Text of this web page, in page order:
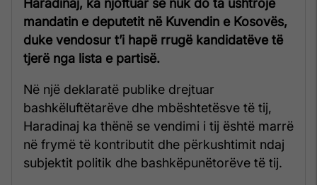
mandatin e deputetit në Kuvendin e Kosovës,
duke vendosur t’i hapë rrugë kandidatëve të
tjerë nga lista e partisë.
Në një deklaratë publike drejtuar
bashkëluftëtarëve dhe mbështetësve të tij,
Haradinaj ka thënë se vendimi i tij është marrë
në frymë të kontributit dhe përkushtimit ndaj
subjektit politik dhe bashkëpunëtorëve të tij.